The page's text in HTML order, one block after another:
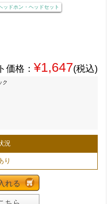
ッドホン・ヘッドセット
価格： ¥1,647(税込)
ク
況
り
れる